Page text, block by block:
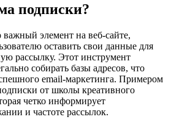
подписки?
элемент на веб-сайте,
оставить свои данные для
рассылку. Этот инструмент
собирать базы адресов, что
email-маркетинга. Примером
от школы креативного
четко информирует
и частоте рассылок.